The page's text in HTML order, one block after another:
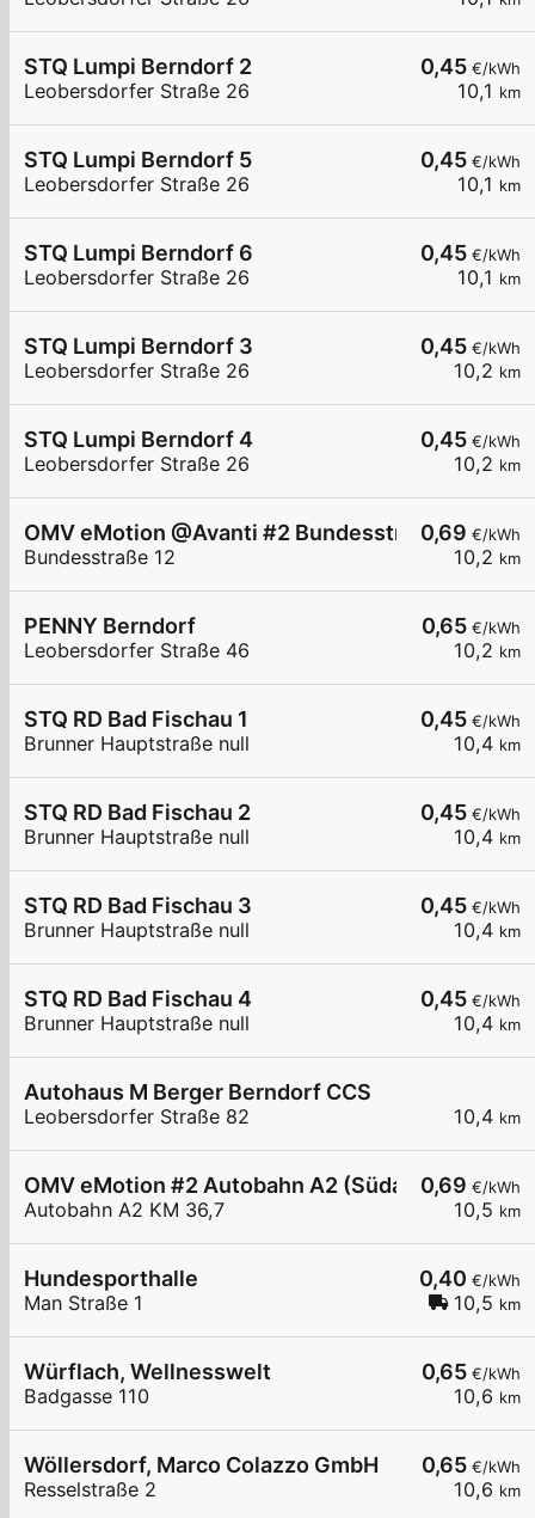
0,45 €/kWh
10,1 km
STQ Lumpi Berndorf 2
Leobersdorfer Straße 26
0,45 €/kWh
10,1 km
STQ Lumpi Berndorf 5
Leobersdorfer Straße 26
0,45 €/kWh
10,1 km
STQ Lumpi Berndorf 6
Leobersdorfer Straße 26
0,45 €/kWh
10,2 km
STQ Lumpi Berndorf 3
Leobersdorfer Straße 26
0,45 €/kWh
10,2 km
STQ Lumpi Berndorf 4
Leobersdorfer Straße 26
0,69 €/kWh
10,2 km
OMV eMotion @Avanti #2 Bundesstraße 12
Bundesstraße 12
0,65 €/kWh
10,2 km
PENNY Berndorf
Leobersdorfer Straße 46
0,45 €/kWh
10,4 km
STQ RD Bad Fischau 1
Brunner Hauptstraße null
0,45 €/kWh
10,4 km
STQ RD Bad Fischau 2
Brunner Hauptstraße null
0,45 €/kWh
10,4 km
STQ RD Bad Fischau 3
Brunner Hauptstraße null
0,45 €/kWh
10,4 km
STQ RD Bad Fischau 4
Brunner Hauptstraße null
10,4 km
Autohaus M Berger Berndorf CCS
Leobersdorfer Straße 82
0,69 €/kWh
10,5 km
OMV eMotion #2 Autobahn A2 (Südautobahn)
Autobahn A2 KM 36,7
0,40 €/kWh
10,5 km
Hundesporthalle
Man Straße 1
0,65 €/kWh
10,6 km
Würflach, Wellnesswelt
Badgasse 110
0,65 €/kWh
10,6 km
Wöllersdorf, Marco Colazzo GmbH
Resselstraße 2